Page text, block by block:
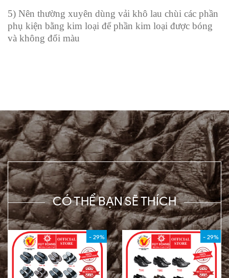
5) Nên thường xuyên dùng vải khô lau chùi các phần
phụ kiện bằng kim loại để phần kim loại được bóng
và không đổi màu
CÓ THỂ BẠN SẼ THÍCH
- 29% - 29%